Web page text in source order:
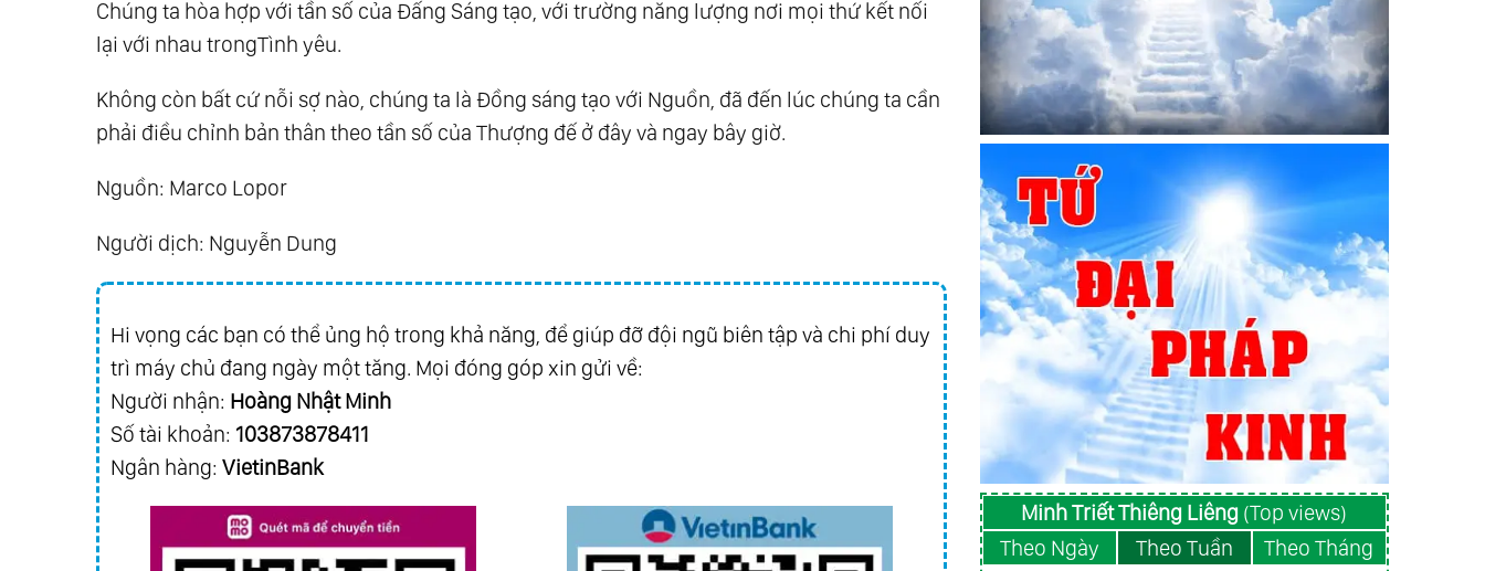
Chúng ta hòa hợp với tần số của Đấng Sáng tạo, với trường năng lượng nơi mọi thứ kết nối
lại với nhau trongTình yêu.
Không còn bất cứ nỗi sợ nào, chúng ta là Đồng sáng tạo với Nguồn, đã đến lúc chúng ta cần
phải điều chỉnh bản thân theo tần số của Thượng đế ở đây và ngay bây giờ.
Nguồn: Marco Lopor
Người dịch: Nguyễn Dung
Hi vọng các bạn có thể ủng hộ trong khả năng, để giúp đỡ đội ngũ biên tập và chi phí duy
trì máy chủ đang ngày một tăng. Mọi đóng góp xin gửi về:
Người nhận: Hoàng Nhật Minh
Số tài khoản: 103873878411
Ngân hàng: VietinBank
Minh Triết Thiêng Liêng (Top views)
Theo Ngày
Theo Tuần Theo Tháng